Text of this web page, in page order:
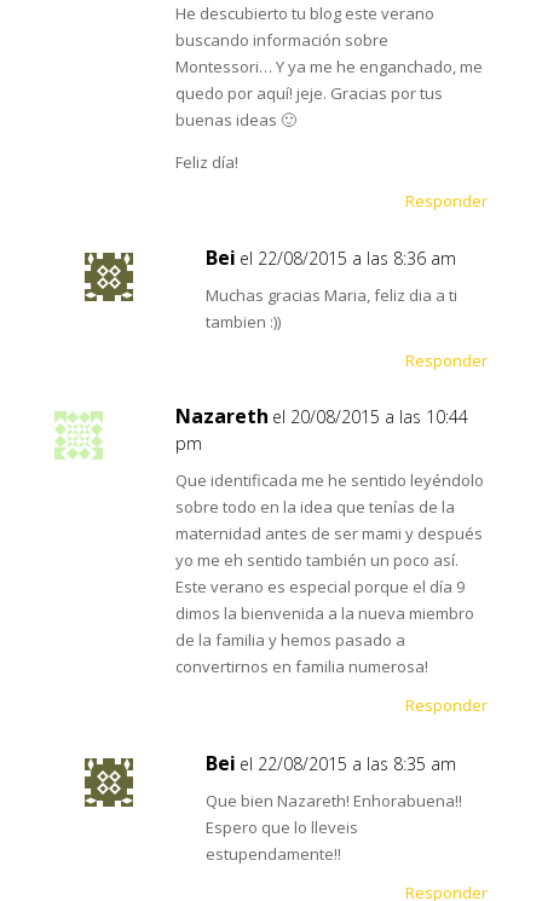
He descubierto tu blog este verano
buscando información sobre
Montessori… Y ya me he enganchado, me
quedo por aquí! jeje. Gracias por tus
buenas ideas 🙂
Feliz día!
Responder
Bei el 22/08/2015 a las 8:36 am
Muchas gracias Maria, feliz dia a ti
tambien :))
Responder
Nazareth el 20/08/2015 a las 10:44
pm
Que identificada me he sentido leyéndolo
sobre todo en la idea que tenías de la
maternidad antes de ser mami y después
yo me eh sentido también un poco así.
Este verano es especial porque el día 9
dimos la bienvenida a la nueva miembro
de la familia y hemos pasado a
convertirnos en familia numerosa!
Responder
Bei el 22/08/2015 a las 8:35 am
Que bien Nazareth! Enhorabuena!!
Espero que lo lleveis
estupendamente!!
Responder